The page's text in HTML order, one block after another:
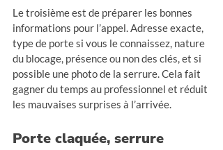
Le troisième est de préparer les bonnes
informations pour l’appel. Adresse exacte,
type de porte si vous le connaissez, nature
du blocage, présence ou non des clés, et si
possible une photo de la serrure. Cela fait
gagner du temps au professionnel et réduit
les mauvaises surprises à l’arrivée.
Porte claquée, serrure